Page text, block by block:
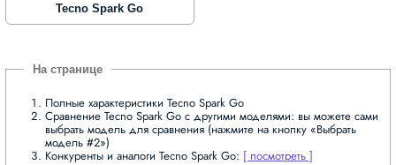
Tecno Spark Go
Полные характеристики Tecno Spark Go
Сравнение Tecno Spark Go с другими моделями: вы можете сами
выбрать модель для сравнения (нажмите на кнопку «Выбрать
модель #2»)
Конкуренты и аналоги Tecno Spark Go: [ посмотреть ]